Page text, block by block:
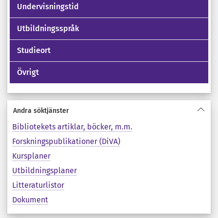
Undervisningstid
Utbildningsspråk
Studieort
Övrigt
Andra söktjänster
Bibliotekets artiklar, böcker, m.m.
Forskningspublikationer (DiVA)
Kursplaner
Utbildningsplaner
Litteraturlistor
Dokument